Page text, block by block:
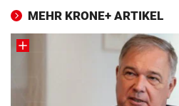
MEHR KRONE+ ARTIKEL